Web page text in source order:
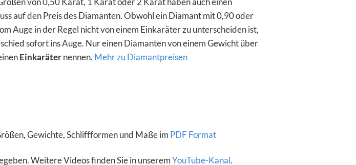
auf den Preis des Diamanten. Obwohl ein Diamant mit 0,90 oder
Auge in der Regel nicht von einem Einkaräter zu unterscheiden ist,
sofort ins Auge. Nur einen Diamanten von einem Gewicht über
Einkaräternennen. Mehr zu Diamantpreisen
Gewichte, Schliffformen und Maße im PDF Format
Weitere Videos finden Sie in unseremYouTube-Kanal.